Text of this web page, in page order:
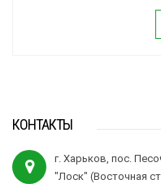
КОНТАКТЫ
г. Харьков, пос.
"Лоск" (Восточная